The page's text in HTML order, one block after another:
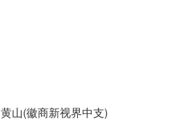
黄山(徽商新视界中支)